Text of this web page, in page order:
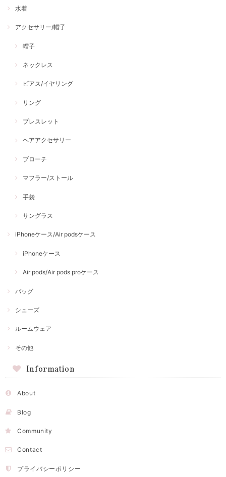
水着
アクセサリー/帽子
帽子
ネックレス
ピアス/イヤリング
リング
ブレスレット
ヘアアクセサリー
ブローチ
マフラー/ストール
手袋
サングラス
iPhoneケース/Air podsケース
iPhoneケース
Air pods/Air pods proケース
バッグ
シューズ
ルームウェア
その他
Information
About
Blog
Community
Contact
プライバシーポリシー